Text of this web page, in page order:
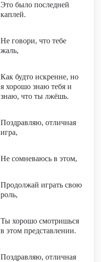
Это было последней
каплей.
Не говори, что тебе
жаль,
Как будто искренне, но
я хорошо знаю тебя и
знаю, что ты лжёшь.
Поздравляю, отличная
игра,
Не сомневаюсь в этом,
Продолжай играть свою
роль,
Ты хорошо смотришься
в этом представлении.
Поздравляю, отличная